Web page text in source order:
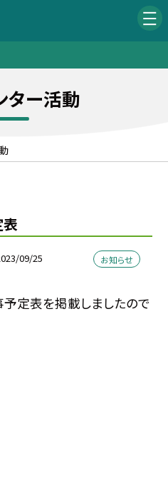
ター活動
09/25 お知らせ
予定表を掲載しましたので